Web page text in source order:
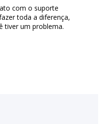
com o suporte
toda a diferença,
tiver um problema.